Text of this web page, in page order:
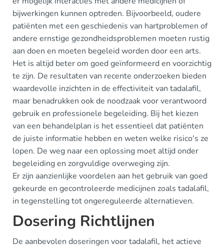
bijwerkingen kunnen optreden. Bijvoorbeeld, oudere
patiënten met een geschiedenis van hartproblemen of
andere ernstige gezondheidsproblemen moeten rustig
aan doen en moeten begeleid worden door een arts.
Het is altijd beter om goed geïnformeerd en voorzichtig
te zijn. De resultaten van recente onderzoeken bieden
waardevolle inzichten in de effectiviteit van tadalafil,
maar benadrukken ook de noodzaak voor verantwoord
gebruik en professionele begeleiding. Bij het kiezen
van een behandelplan is het essentieel dat patiënten
de juiste informatie hebben en weten welke risico's ze
lopen. De weg naar een oplossing moet altijd onder
begeleiding en zorgvuldige overweging zijn.
Er zijn aanzienlijke voordelen aan het gebruik van goed
gekeurde en gecontroleerde medicijnen zoals tadalafil,
in tegenstelling tot ongereguleerde alternatieven.
Dosering Richtlijnen
De aanbevolen doseringen voor tadalafil, het actieve